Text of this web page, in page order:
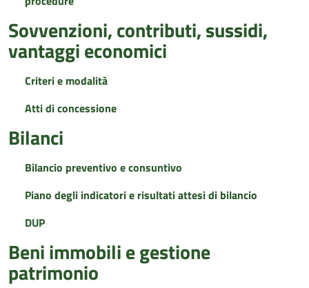
Sovvenzioni, contributi, sussidi,
vantaggi economici
Criteri e modalità
Atti di concessione
Bilanci
Bilancio preventivo e consuntivo
Piano degli indicatori e risultati attesi di bilancio
DUP
Beni immobili e gestione
patrimonio